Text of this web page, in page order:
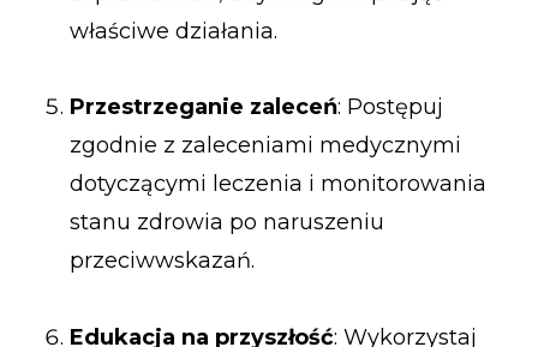
właściwe działania.
Przestrzeganie zaleceń: Postępuj
zgodnie z zaleceniami medycznymi
dotyczącymi leczenia i monitorowania
stanu zdrowia po naruszeniu
przeciwwskazań.
Edukacja na przyszłość: Wykorzystaj